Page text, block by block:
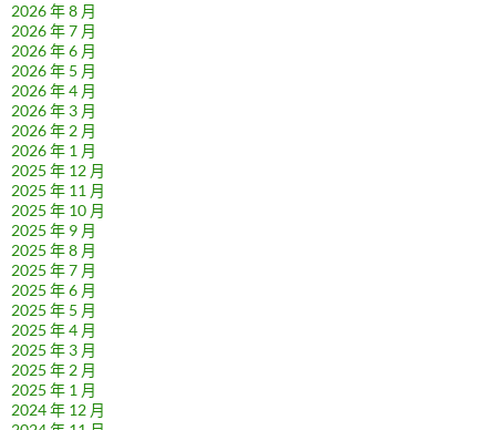
2026 年 8 月
2026 年 7 月
2026 年 6 月
2026 年 5 月
2026 年 4 月
2026 年 3 月
2026 年 2 月
2026 年 1 月
2025 年 12 月
2025 年 11 月
2025 年 10 月
2025 年 9 月
2025 年 8 月
2025 年 7 月
2025 年 6 月
2025 年 5 月
2025 年 4 月
2025 年 3 月
2025 年 2 月
2025 年 1 月
2024 年 12 月